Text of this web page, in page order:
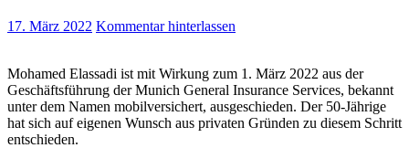
17. März 2022 Kommentar hinterlassen
Mohamed Elassadi ist mit Wirkung zum 1. März 2022 aus der
Geschäftsführung der Munich General Insurance Services, bekannt
unter dem Namen mobilversichert, ausgeschieden. Der 50-Jährige
hat sich auf eigenen Wunsch aus privaten Gründen zu diesem Schritt
entschieden.